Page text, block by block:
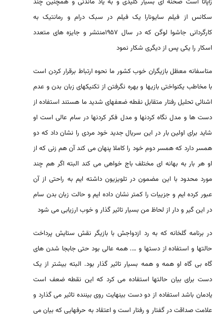
سکانس از فیلم سایونارا یک فیلم در سبک درام و رمانتیک به
کارگردانی جاشوا لوگن که در سال ۱۹۵۷منتشر و جایزه های متعدد
اسکار را یکی پس از دیگری شکار نمود
متاسفانه معظل بازیگران خوب کشور ما نحوه ارتباط برقرار کردن است
با مخاطب یکنواختی بازیها و بهره نگرفتن از تکنیکهای زبان بدن و عدم
اشنائی تحلیل رفتار متقابل نقطه ضعفهای شدید ما هستند استفاده از
دست ها و مدل نگاه کردنها و مدل فکر کردنها در سام عالی است او
شاید برای اولین بار در این سریال جدید خود مردی را نشان داد که دو
همسر دارد که همسر دوم خود را کاملا پنهان می کند آن هم زنی که از
او هر بار به بهانه ای مختلف باج خواهی می کند البته اگر هم چند
مورد محدود با این مضمون در تلویزیون داشته ایم به راحتی از آن
عبور کرده ایم و جزییات را کمتر نشان داده ایم و حالت زبان بدن سام
در این گیر و دار از لحاظ من بسیار تاثیر گذار و خوب ارزیابی می شود
در برنامه گلخانه که به رد ازدواجش با بازیگر نقش ستایش پرداخت
حالتها و استفاده از دستها و …. همه عالی بود حتی جابجا شدن های
گاه بی گاه او همه و همه بسیار تاثیر گذار بود. البته بیشتر از یک
دست برای بیان حالتها استفاده می کرد که این نقطه ضعف است
یادمان باشد استفاده از دو دست بینهایت روی بیننده تاثیر می گذارد و
علامت صداقت در گفتار و رفتار است و اعتقاد به حرفهایی که بیان می